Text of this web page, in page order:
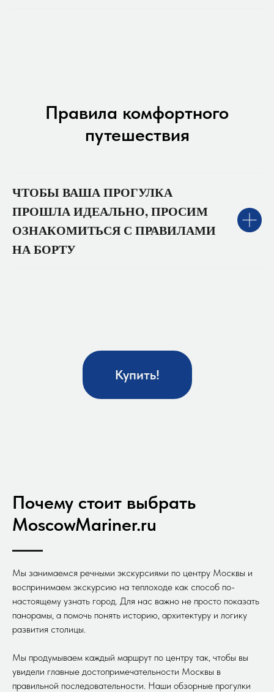
Правила комфортного
путешествия
ЧТОБЫ ВАША ПРОГУЛКА
ПРОШЛА ИДЕАЛЬНО, ПРОСИМ
ОЗНАКОМИТЬСЯ С ПРАВИЛАМИ
НА БОРТУ
Купить!
Почему стоит выбрать
MoscowMariner.ru
Мы занимаемся речными экскурсиями по центру Москвы и
воспринимаем экскурсию на теплоходе как способ по-
настоящему узнать город. Для нас важно не просто показать
панорамы, а помочь понять историю, архитектуру и логику
развития столицы.
Мы продумываем каждый маршрут по центру так, чтобы вы
увидели главные достопримечательности Москвы в
правильной последовательности. Наши обзорные прогулки